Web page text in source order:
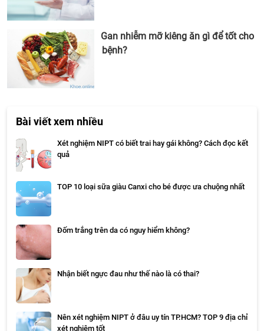
Gan nhiễm mỡ kiêng ăn gì để tốt cho
bệnh?
Bài viết xem nhiều
Xét nghiệm NIPT có biết trai hay gái không? Cách đọc kết
quả
TOP 10 loại sữa giàu Canxi cho bé được ưa chuộng nhất
Đốm trắng trên da có nguy hiểm không?
Nhận biết ngực đau như thế nào là có thai?
Nên xét nghiệm NIPT ở đâu uy tín TP.HCM? TOP 9 địa chỉ
xét nghiệm tốt